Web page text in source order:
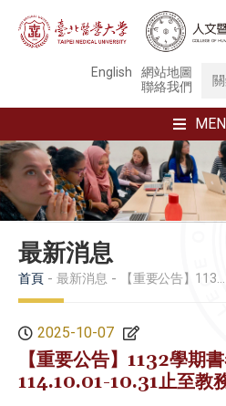
English
網站地圖
聯絡我們
最新消息
首頁 最新消息 【重要公告】1132學期書卷獎得獎名單-請於114.10.01-10.31止至教務處註冊組領取獎狀
2025-10-07
【重要公告】1132學期
114.10.01-10.31止至教